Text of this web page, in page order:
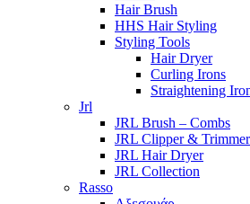
Hair Brush
HHS Hair Styling
Styling Tools
Hair Dryer
Curling Irons
Straightening
Jrl
JRL Brush – Combs
JRL Clipper & Trimmer
JRL Hair Dryer
JRL Collection
Rasso